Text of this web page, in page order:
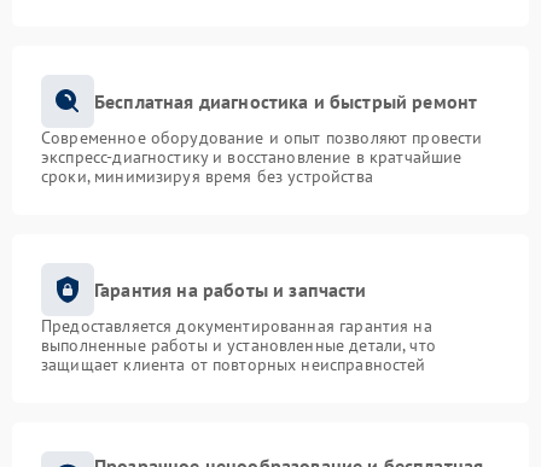
Бесплатная диагностика и быстрый ремонт
Современное оборудование и опыт позволяют провести
экспресс-диагностику и восстановление в кратчайшие
сроки, минимизируя время без устройства
Гарантия на работы и запчасти
Предоставляется документированная гарантия на
выполненные работы и установленные детали, что
защищает клиента от повторных неисправностей